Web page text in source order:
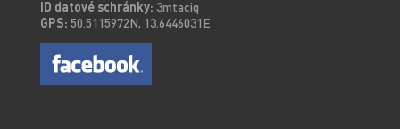
ID datové schránky: 3mtaciq
GPS: 50.5115972N, 13.6446031E